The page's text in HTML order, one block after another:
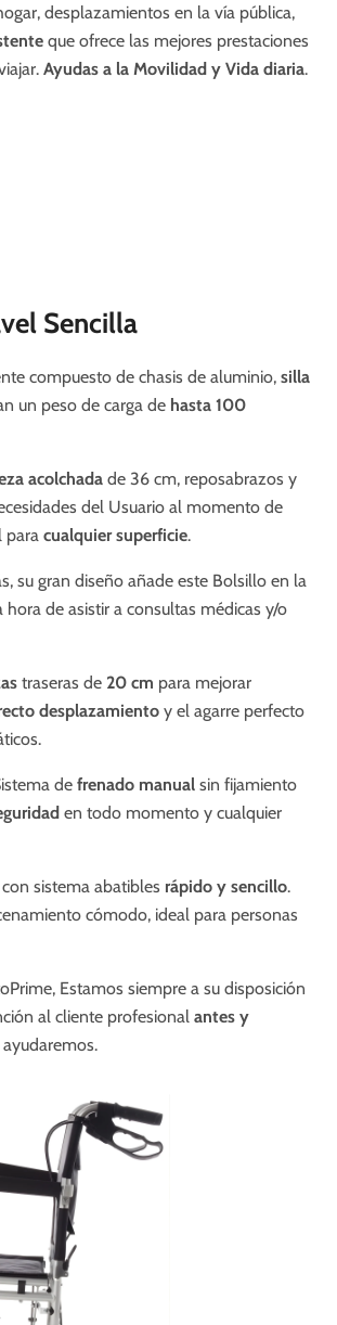
desplazamientos en la vía pública,
que ofrece las mejores prestaciones
Ayudas a la Movilidad y Vida diaria.
Sencilla
compuesto de chasis de aluminio, silla
un peso de carga de hasta 100
acolchada de 36 cm, reposabrazos y
del Usuario al momento de
para cualquier superficie.
su gran diseño añade este Bolsillo en la
de asistir a consultas médicas y/o
traseras de 20 cm para mejorar
desplazamientoy el agarre perfecto
de frenado manualsin fijamiento
en todo momento y cualquier
sistema abatibles rápido y sencillo.
cómodo, ideal para personas
Estamos siempre a su disposición
al cliente profesional antes y